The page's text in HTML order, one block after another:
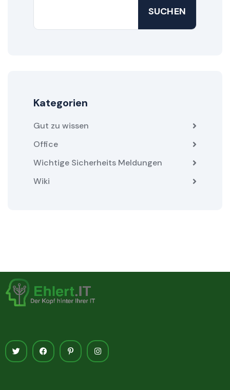
SUCHEN
Kategorien
Gut zu wissen
Office
Wichtige Sicherheits Meldungen
Wiki